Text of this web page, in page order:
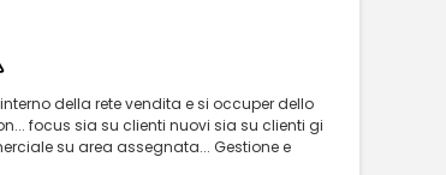
della rete vendita e si occuper dello
focus sia su clienti nuovi sia su clienti gi
su area assegnata... Gestione e